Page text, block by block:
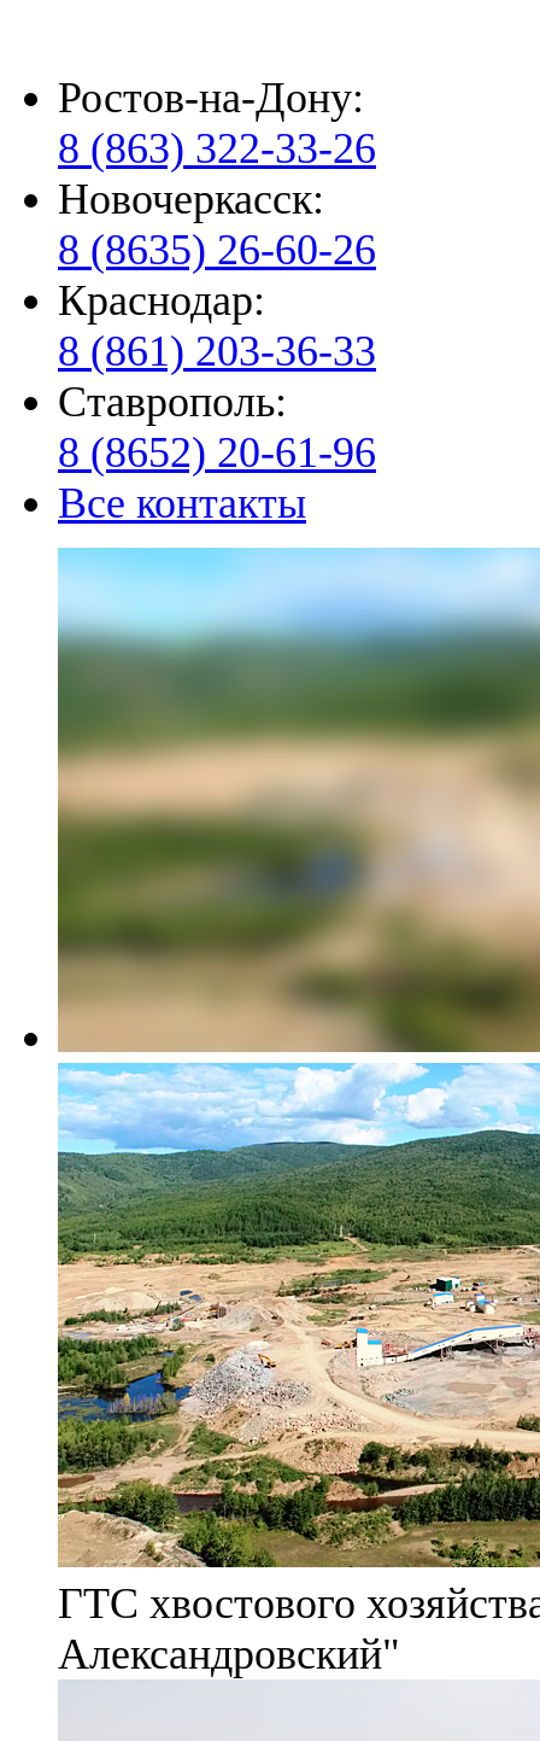
Ростов-на-Дону:
8 (863) 322-33-26
Новочеркасск:
8 (8635) 26-60-26
Краснодар:
8 (861) 203-36-33
Ставрополь:
8 (8652) 20-61-96
Все контакты
ГТС хвостового
Александровский"